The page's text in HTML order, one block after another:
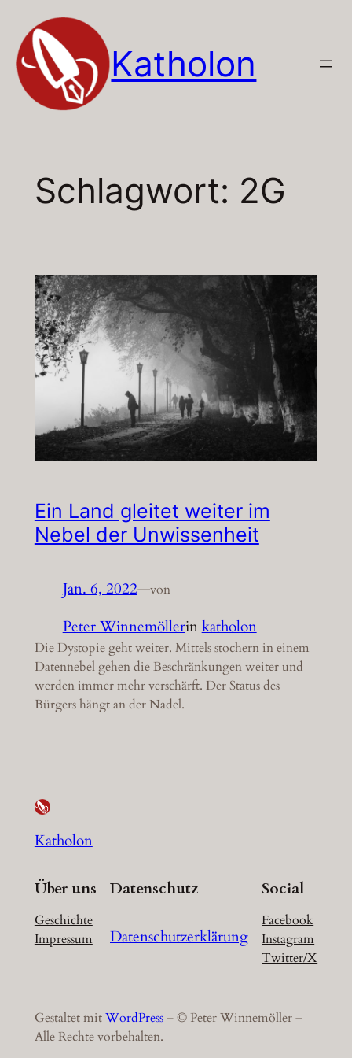
Inhalt
springen
Katholon
Schlagwort: 2G
Ein Land gleitet weiter im
Nebel der Unwissenheit
Jan. 6, 2022—von
Peter Winnemöllerinkatholon
Die Dystopie geht weiter. Mittels stochern in einem
Datennebel gehen die Beschränkungen weiter und
werden immer mehr verschärft. Der Status des
Bürgers hängt an der Nadel.
Katholon
Über uns
Geschichte
Impressum
Datenschutz
Datenschutzerklärung
Social
Facebook
Instagram
Twitter/X
Gestaltet mitWordPress– © Peter Winnemöller –
Alle Rechte vorbehalten.